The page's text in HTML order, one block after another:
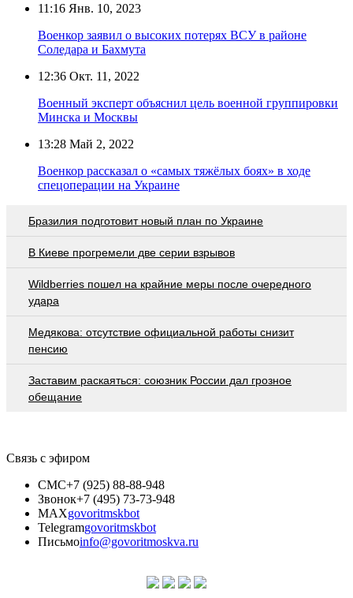
11:16 Янв. 10, 2023
Военкор заявил о высоких потерях ВСУ в районе
Соледара и Бахмута
12:36 Окт. 11, 2022
Военный эксперт объяснил цель военной группировки
Минска и Москвы
13:28 Май 2, 2022
Военкор рассказал о «самых тяжёлых боях» в ходе
спецоперации на Украине
Бразилия подготовит новый план по Украине
В Киеве прогремели две серии взрывов
Wildberries пошел на крайние меры после очередного
удара
Медякова: отсутствие официальной работы снизит
пенсию
Заставим раскаяться: союзник России дал грозное
обещание
Связь с эфиром
СМС+7 (925) 88-88-948
Звонок+7 (495) 73-73-948
MAXgovoritmskbot
Telegramgovoritmskbot
Письмоinfo@govoritmoskva.ru